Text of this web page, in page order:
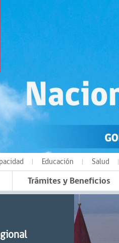
Educación Salud
Trámites y Beneficios